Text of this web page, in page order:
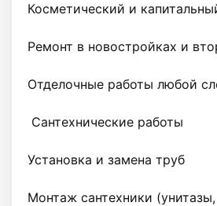
Косметический и
Ремонт в новостройках и
Отделочные работы любой
Установка и замена труб
Монтаж сантехники